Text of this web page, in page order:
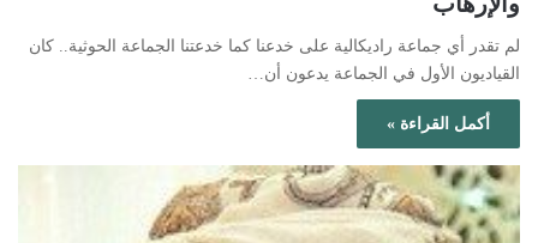
لم تقدر أي جماعة راديكالية على خدعنا كما خدعتنا الجماعة الحوثية.. كان
القياديون الأول في الجماعة يدعون أن…
أكمل القراءة »